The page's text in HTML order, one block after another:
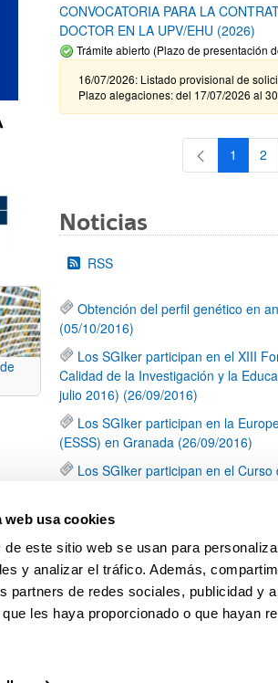
web usa cookies
de este sitio web se usan para
y analizar el tráfico. Además,
partners de redes sociales, publicidad y
les haya proporcionado o que hayan
CONVOCATORIA PARA LA
DOCTOR EN LA UPV/EHU (2026)
Trámite abierto (Plazo de presentación
16/07/2026: Listado provisional de
Plazo alegaciones: del 17/07/2026 al
Página
1 2
Noticias
RSS
Obtención del perfil genético en
(05/10/2016)
Los SGIker participan en el XIII
Calidad de la Investigación y la
julio 2016) (26/09/2016)
Los SGIker participan en la
(ESSS) en Granada (26/09/2016)
Los SGIker participan en el
El Servicio de Secuenciación y
calidad de la CNUFADN (19/09/2016)
Página
1 ...Páginas
21